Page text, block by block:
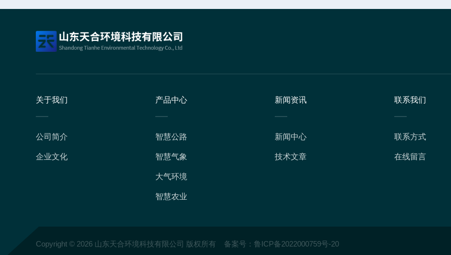
关于我们
公司简介
企业文化
产品中心
智慧公路
智慧气象
大气环境
智慧农业
新闻资讯
新闻中心
技术文章
联系我们
联系方式
在线留言
Copyright © 2026 山东天合环境科技有限公司 版权所有 备案号： 鲁ICP备2022000759号-20